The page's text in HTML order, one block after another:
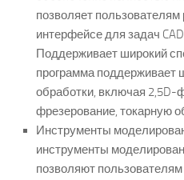
позволяет
интерфейсе для задач CAD
Поддерживает широкий
программа поддерживает
обработки, включая 2,5D-
фрезерование, токарную
Инструменты
инструменты
позволяют пользователям